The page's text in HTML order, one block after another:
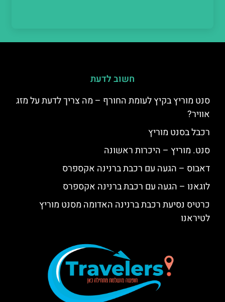
חשוב לדעת
סנט מוריץ בקיץ לעומת החורף – מה צריך לדעת על מזג
אוויר?
רכבל בסנט מוריץ
סנט. מוריץ – היכרות ראשונה
דאבוס – הגעה עם רכבת ברנינה אקספרס
לוגאנו – הגעה עם רכבת ברנינה אקספרס
כרטיס נסיעת רכבת ברנינה האדומה מסנט מוריץ
לטיראנו